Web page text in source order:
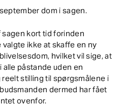
dom i sagen.
sagen kort tid forinden
ikke at skaffe en ny
hvilket vil sige, at
påstande uden en
stilling til spørgsmålene i
dermed har fået
ovenfor.